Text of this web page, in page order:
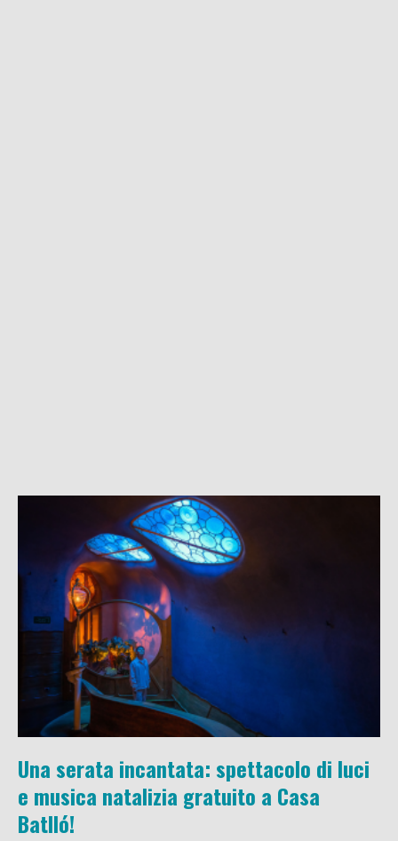
Una serata incantata: spettacolo di luci
e musica natalizia gratuito a Casa
Batlló!